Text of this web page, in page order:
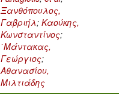
Ξανθόπουλος,
Γαβριήλ; Καούκης,
Κωνσταντίνος;
΄Μάντακας,
Γεώργιος;
Αθανασίου,
Μιλτιάδης